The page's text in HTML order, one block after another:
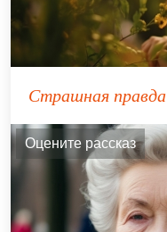
Страшная правда
Оцените рассказ